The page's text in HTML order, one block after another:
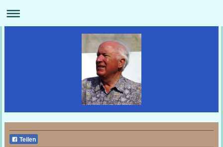
Teilen